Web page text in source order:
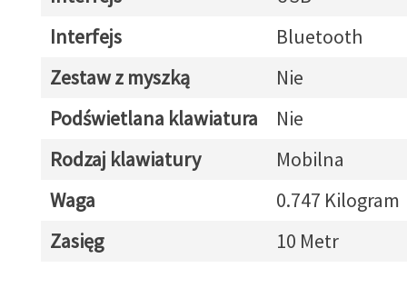
Interfejs
Bluetooth
Zestaw z myszką
Nie
Podświetlana klawiatura
Nie
Rodzaj klawiatury
Mobilna
Waga
0.747 Kilogram
Zasięg
10 Metr